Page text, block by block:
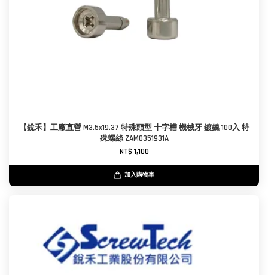
【銳禾】工廠直營 M3.5x19.37 特殊頭型 十字槽 機械牙 鍍鎳 100入 特
殊螺絲 ZAM0351931A
NT$ 1,100
加入購物車